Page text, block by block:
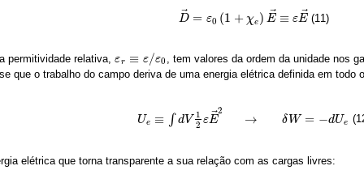
D⃗ = ε0 (1 + χe ) E⃗ ≡ εE
D→= ε0( 1+χ e) E→≡εE → (11)
permitividade relativa,εr ≡ ε/ε0
εr≡ ε/ε 0
, tem valores da ordem da unidade nos
que o trabalho do campo deriva de uma energia elétrica definida em todo
Ue ≡ ∫ dV 1
2 εE⃗2
→ δ W = −dUe
Ue ≡∫d V12εE→2→ =−d
elétrica que torna transparente a sua relação com as cargas livres: